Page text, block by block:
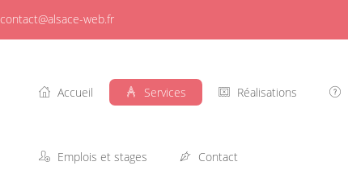
contact@alsace-web.fr
Accueil Services Réalisations
Emplois et stages Contact